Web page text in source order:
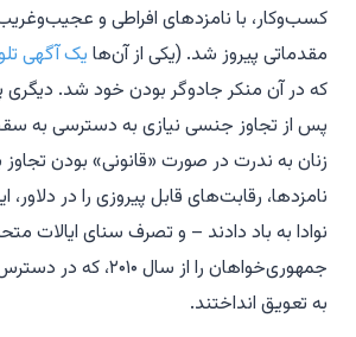
کسب‌وکار، با نامزدهای افراطی و
مقدماتی پیروز شد. (یکی از آن‌ها یک آگهی
که در آن منکر جادوگر بودن خود شد. دیگری
پس از تجاوز جنسی نیازی به دسترسی به سقط
زنان به ندرت در صورت «قانونی» بودن تجاوز
نامزدها، رقابت‌های قابل پیروزی را در دلاور،
نوادا به باد دادند – و تصرف سنای ایالات
به تعویق انداختند.